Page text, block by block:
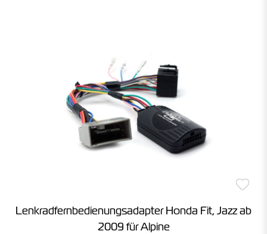
Lenkradfernbedienungsadapter Honda Fit, Jazz ab
2009 für Alpine